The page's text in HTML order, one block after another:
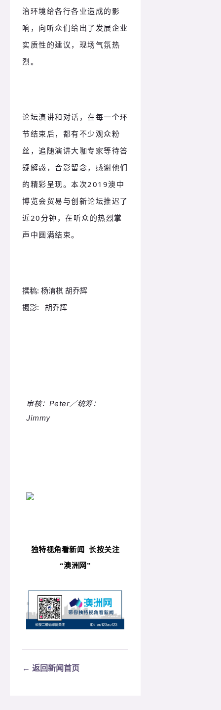
治环境给各行各业造成的影
响，向听众们给出了发展企业
实质性的建议，现场气氛热
烈。
论坛演讲和对话，在每一个环
节结束后，都有不少观众粉
丝，追随演讲大咖专家等待答
疑解惑，合影留念，感谢他们
的精彩呈现。本次2019澳中
博览会贸易与创新论坛推迟了
近20分钟，在听众的热烈掌
声中圆满结束。
撰稿: 杨淯棋 胡乔辉
摄影: 胡乔辉
审核：Peter／统筹：
Jimmy
独特视角看新闻长按关注
“澳洲网”
← 返回新闻首页